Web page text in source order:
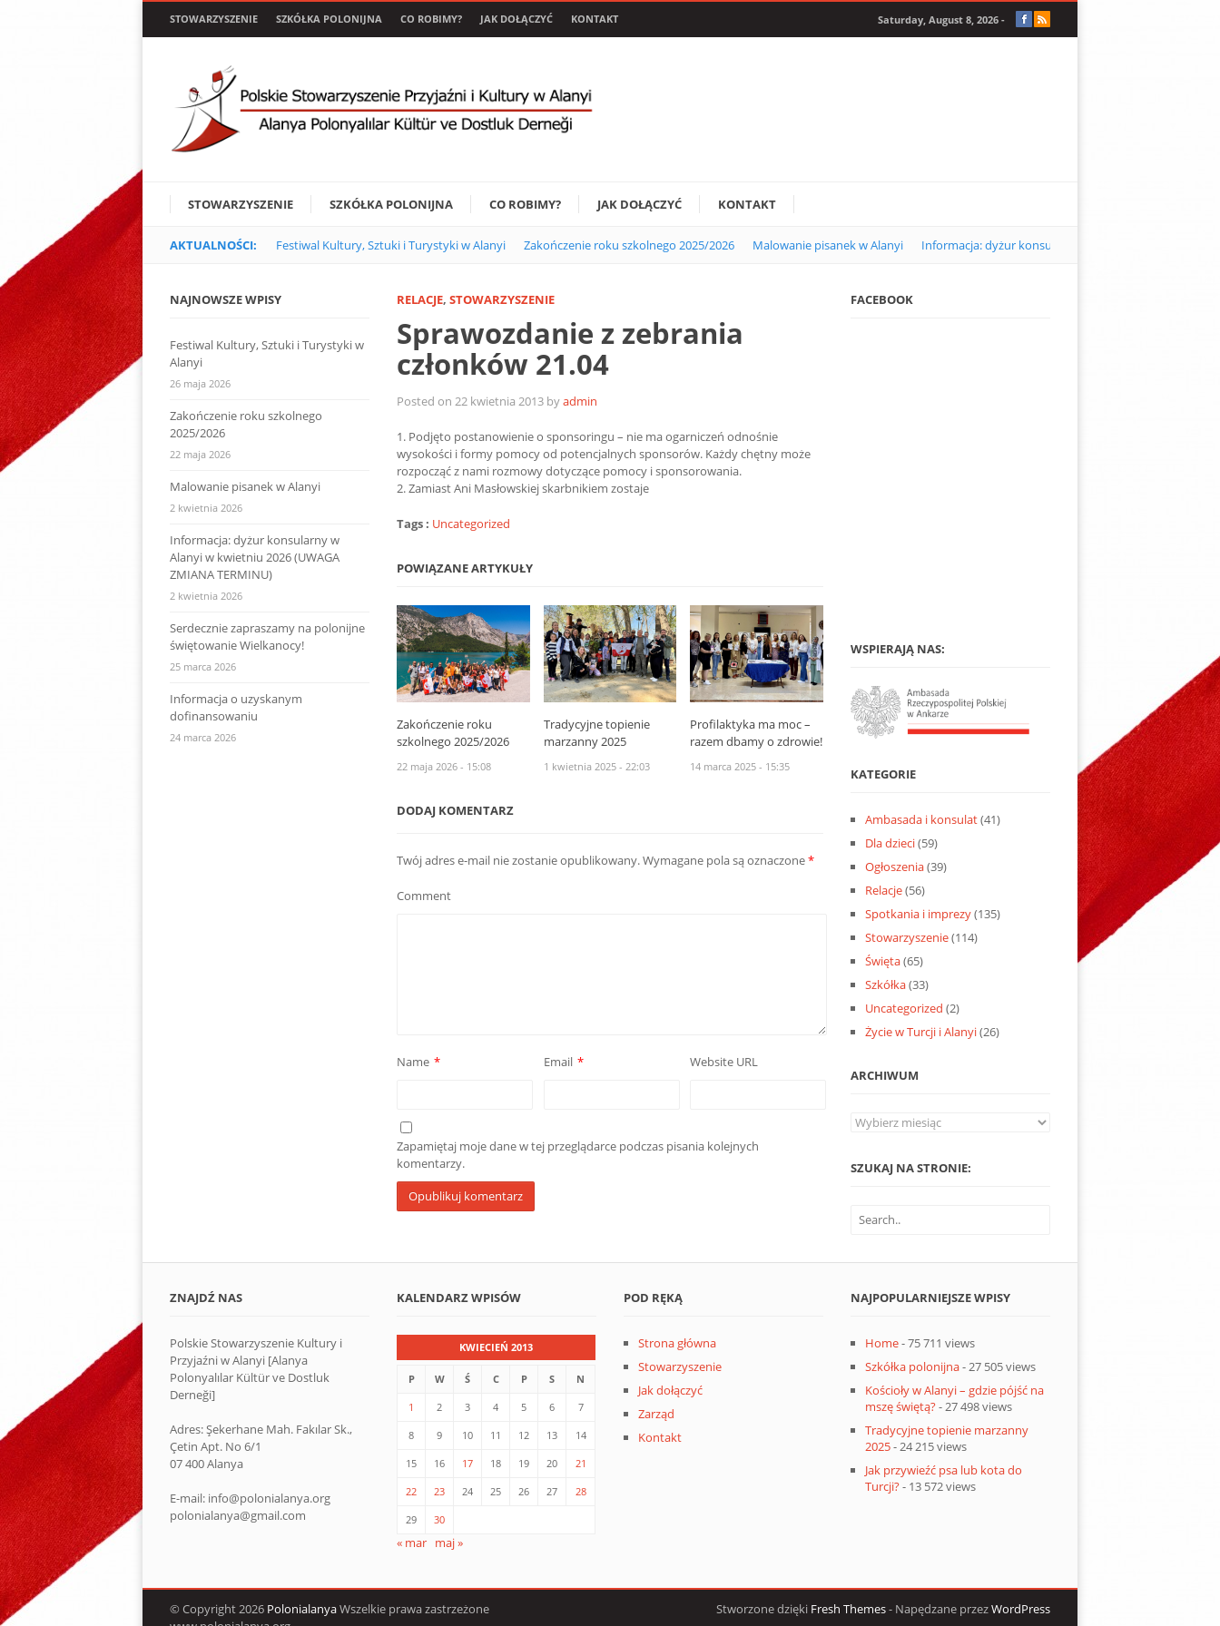
STOWARZYSZENIE SZKÓŁKA POLONIJNA CO ROBIMY? JAK DOŁĄCZYĆ KONTAKT Saturday, August 8, 2026 -
STOWARZYSZENIE SZKÓŁKA POLONIJNA CO ROBIMY? JAK DOŁĄCZYĆ KONTAKT
AKTUALNOŚCI: Festiwal Kultury, Sztuki i Turystyki w Alanyi Zakończenie roku szkolnego 2025/2026 Malowanie pisanek w Alanyi Informacja: dyżur konsularny w Alanyi w kwietniu 2026
RELACJE, STOWARZYSZENIE
Sprawozdanie z zebrania
członków 21.04
Posted on 22 kwietnia 2013 byadmin
1. Podjęto postanowienie o sponsoringu – nie ma ogarniczeń odnośnie
wysokości i formy pomocy od potencjalnych sponsorów. Każdy chętny może
rozpocząć z nami rozmowy dotyczące pomocy i sponsorowania.
2. Zamiast Ani Masłowskiej skarbnikiem zostaje
Tags : Uncategorized
POWIĄZANE ARTYKUŁY
Zakończenie roku
szkolnego 2025/2026
22 maja 2026 - 15:08
Tradycyjne topienie
marzanny 2025
1 kwietnia 2025 - 22:03
Profilaktyka ma moc –
razem dbamy o zdrowie!
14 marca 2025 - 15:35
DODAJ KOMENTARZ
Twój adres e-mail nie zostanie opublikowany.Wymagane pola są oznaczone*
Comment
Name * Email * Website URL
Zapamiętaj moje dane w tej przeglądarce podczas pisania kolejnych
komentarzy.
NAJNOWSZE WPISY
Festiwal Kultury, Sztuki i Turystyki w
Alanyi
26 maja 2026
Zakończenie roku szkolnego
2025/2026
22 maja 2026
Malowanie pisanek w Alanyi
2 kwietnia 2026
Informacja: dyżur konsularny w
Alanyi w kwietniu 2026 (UWAGA
ZMIANA TERMINU)
2 kwietnia 2026
Serdecznie zapraszamy na polonijne
świętowanie Wielkanocy!
25 marca 2026
Informacja o uzyskanym
dofinansowaniu
24 marca 2026
FACEBOOK
WSPIERAJĄ NAS:
KATEGORIE
Ambasada i konsulat(41)
Dla dzieci(59)
Ogłoszenia(39)
Relacje(56)
Spotkania i imprezy(135)
Stowarzyszenie(114)
Święta(65)
Szkółka(33)
Uncategorized (2)
Życie w Turcji i Alanyi(26)
ARCHIWUM
Archiwum
SZUKAJ NA STRONIE:
ZNAJDŹ NAS
Polskie Stowarzyszenie Kultury i
Przyjaźni w Alanyi [Alanya
Polonyalılar Kültür ve Dostluk
Derneği]
Adres: Şekerhane Mah. Fakılar Sk.,
Çetin Apt. No 6/1
07 400 Alanya
E-mail: info@polonialanya.org
polonialanya@gmail.com
KALENDARZ WPISÓW
KWIECIEŃ 2013
P W Ś C P S N
1 2 3 4 5 6 7
8 9 10 11 12 13 14
15 16 17 18 19 20 21
22 23 24 25 26 27 28
29 30
« mar maj »
POD RĘKĄ
Strona główna
Stowarzyszenie
Jak dołączyć
Zarząd
Kontakt
NAJPOPULARNIEJSZE WPISY
Home- 75 711 views
Szkółka polonijna- 27 505 views
Kościoły w Alanyi – gdzie pójść na
mszę świętą?- 27 498 views
Tradycyjne topienie marzanny
2025- 24 215 views
Jak przywieźć psa lub kota do
Turcji?- 13 572 views
© Copyright 2026 PolonialanyaWszelkie prawa zastrzeżone
Stworzone dzięki Fresh Themes- Napędzane przezWordPress